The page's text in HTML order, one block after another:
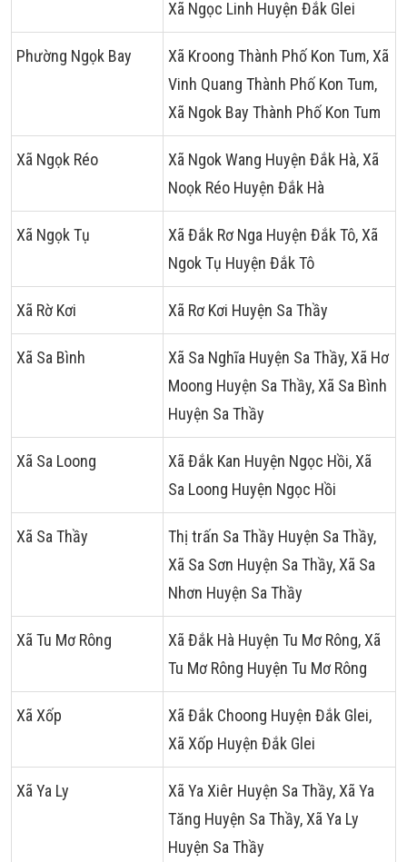
Xã Ngọc Linh Huyện Đắk Glei
Phường Ngọk Bay
Xã Kroong Thành Phố Kon Tum, Xã
Vinh Quang Thành Phố Kon Tum,
Xã Ngok Bay Thành Phố Kon Tum
Xã Ngọk Réo
Xã Ngok Wang Huyện Đắk Hà, Xã
Noọk Réo Huyện Đắk Hà
Xã Ngọk Tụ
Xã Đắk Rơ Nga Huyện Đắk Tô, Xã
Ngok Tụ Huyện Đắk Tô
Xã Rờ Kơi Xã Rơ Kơi Huyện Sa Thầy
Xã Sa Bình
Xã Sa Nghĩa Huyện Sa Thầy, Xã Hơ
Moong Huyện Sa Thầy, Xã Sa Bình
Huyện Sa Thầy
Xã Sa Loong
Xã Đắk Kan Huyện Ngọc Hồi, Xã
Sa Loong Huyện Ngọc Hồi
Xã Sa Thầy
Thị trấn Sa Thầy Huyện Sa Thầy,
Xã Sa Sơn Huyện Sa Thầy, Xã Sa
Nhơn Huyện Sa Thầy
Xã Tu Mơ Rông
Xã Đắk Hà Huyện Tu Mơ Rông, Xã
Tu Mơ Rông Huyện Tu Mơ Rông
Xã Xốp
Xã Đắk Choong Huyện Đắk Glei,
Xã Xốp Huyện Đắk Glei
Xã Ya Ly
Xã Ya Xiêr Huyện Sa Thầy, Xã Ya
Tăng Huyện Sa Thầy, Xã Ya Ly
Huyện Sa Thầy